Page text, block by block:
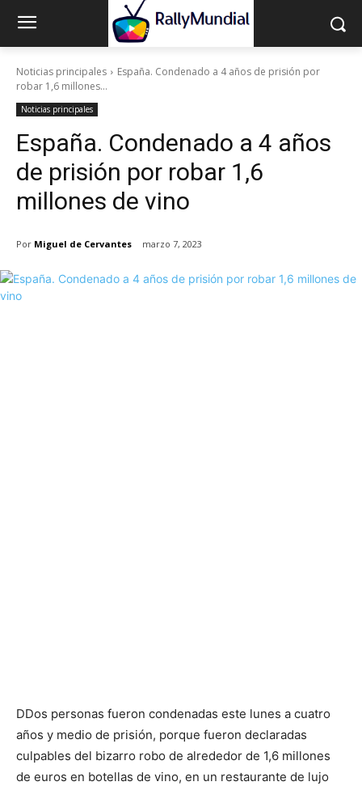
Noticias principales
España. Condenado a 4 años de prisión por
robar 1,6 millones...
Noticias principales
España. Condenado a 4 años
de prisión por robar 1,6
millones de vino
Por Miguel de Cervantes marzo 7, 2023
DDos personas fueron condenadas este lunes a cuatro
años y medio de prisión, porque fueron declaradas
culpables del bizarro robo de alrededor de 1,6 millones
de euros en botellas de vino, en un restaurante de lujo